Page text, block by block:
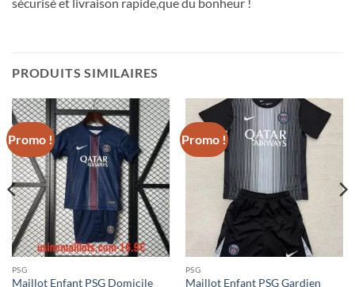
PRODUITS SIMILAIRES
Promo !
PSG
Maillot Enfant PSG Domicile
Promo !
PSG
Maillot Enfant PSG Gardien